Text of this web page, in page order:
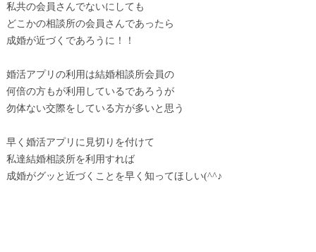
私共の会員さんでないにしても
どこかの相談所の会員さんであったら
成婚が近づくであろうに！！
婚活アプリの利用は結婚相談所会員の
何倍の方もが利用しているであろうが
勿体ない交際をしている方が多いと思う
早く婚活アプリに見切りを付けて
私達結婚相談所を利用すれば
成婚がグッと近づくことを早く知ってほしい(^^♪